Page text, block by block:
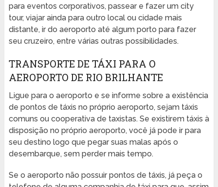
para eventos corporativos, passear e fazer um city
tour, viajar ainda para outro local ou cidade mais
distante, ir do aeroporto até algum porto para fazer
seu cruzeiro, entre várias outras possibilidades.
TRANSPORTE DE TÁXI PARA O
AEROPORTO DE RIO BRILHANTE
Ligue para o aeroporto e se informe sobre a existência
de pontos de táxis no próprio aeroporto, sejam táxis
comuns ou cooperativa de taxistas. Se existirem táxis à
disposição no próprio aeroporto, você já pode ir para
seu destino logo que pegar suas malas após o
desembarque, sem perder mais tempo.
Se o aeroporto não possuir pontos de táxis, já peça o